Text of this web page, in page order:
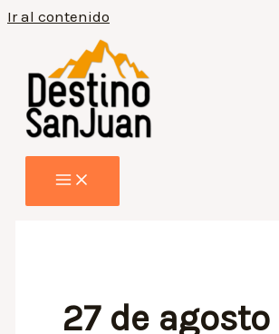
Ir al contenido
27 de